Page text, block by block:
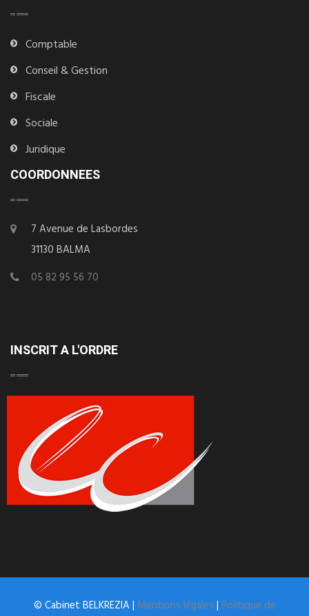
Comptable
Conseil & Gestion
Fiscale
Sociale
Juridique
COORDONNEES
7 Avenue de Lasbordes
31130 BALMA
05 82 95 56 70
INSCRIT A L'ORDRE
© Cabinet BELKREZIA | Mentions légales| Politique de